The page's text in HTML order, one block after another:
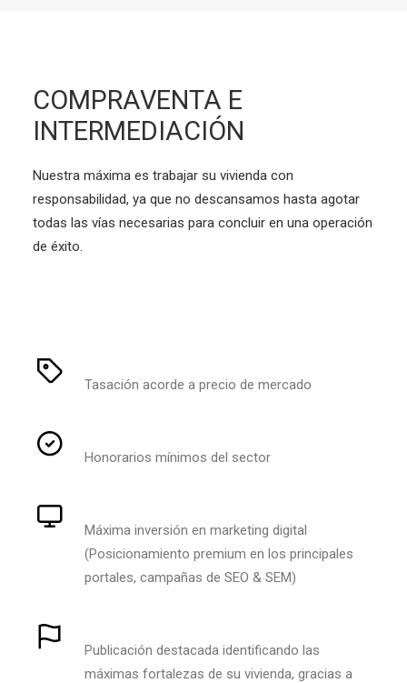
COMPRAVENTA E
INTERMEDIACIÓN
Nuestra máxima es trabajar su vivienda con
responsabilidad, ya que no descansamos hasta agotar
todas las vías necesarias para concluir en una operación
de éxito.
Tasación acorde a precio de mercado
Honorarios mínimos del sector
Máxima inversión en marketing digital
(Posicionamiento premium en los principales
portales, campañas de SEO & SEM)
Publicación destacada identificando las
máximas fortalezas de su vivienda, gracias a